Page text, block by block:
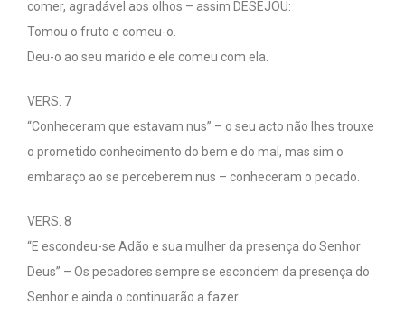
comer, agradável aos olhos – assim DESEJOU:
Tomou o fruto e comeu-o.
Deu-o ao seu marido e ele comeu com ela.
VERS. 7
“Conheceram que estavam nus” – o seu acto não lhes trouxe
o prometido conhecimento do bem e do mal, mas sim o
embaraço ao se perceberem nus – conheceram o pecado.
VERS. 8
“E escondeu-se Adão e sua mulher da presença do Senhor
Deus” – Os pecadores sempre se escondem da presença do
Senhor e ainda o continuarão a fazer.